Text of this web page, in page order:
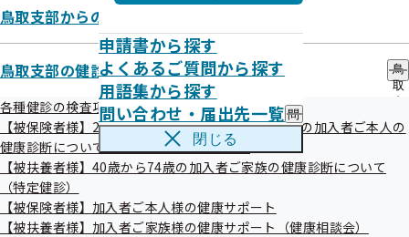
申請書から探す
よくあるご質問から探す
用語集から探す
問い合わせ・届出先一覧 問
い
わ
出
閉じる
鳥取支部からのお知らせ
鳥取支部の健診・保健指導のご案内
鳥
取
の
各種健診の検査項目の比較
【被保険者様】20歳、25歳、30歳、35歳から74歳の加入者ご本人の
健康診断について（生活習慣病予防健診）
【被扶養者様】40歳から74歳の加入者ご家族の健康診断について
（特定健診）
【被保険者様】加入者ご本人様の健康サポート
【被扶養者様】加入者ご家族様の健康サポート（健康相談会）
【被扶養者様】40歳から74歳の
加入者ご家族の健康診断について
（特定健診）